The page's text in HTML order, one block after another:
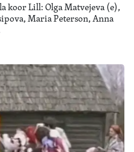
koor Lill: Olga Matvejeva (e),
Maria Peterson, Anna